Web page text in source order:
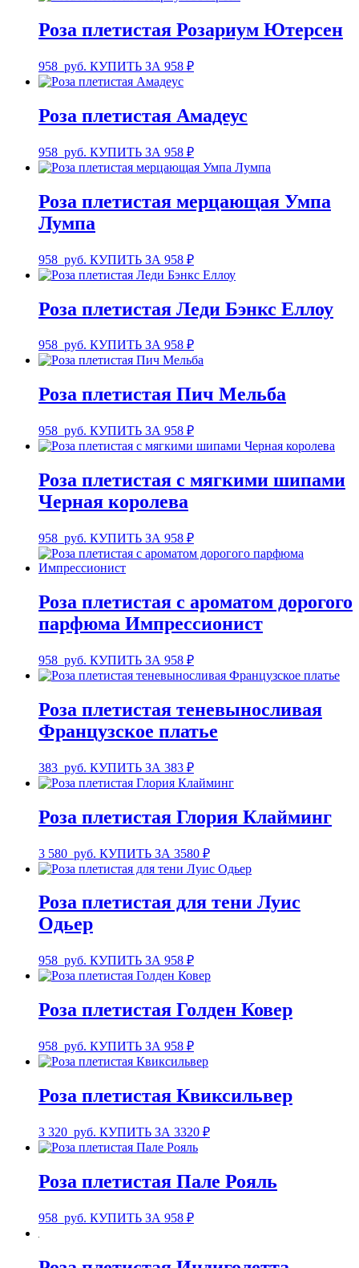
Роза плетистая Розариум Ютерсен
958 руб. КУПИТЬ ЗА 958 ₽
Роза плетистая Амадеус
958 руб. КУПИТЬ ЗА 958 ₽
Роза плетистая мерцающая Умпа
Лумпа
958 руб. КУПИТЬ ЗА 958 ₽
Роза плетистая Леди Бэнкс Еллоу
958 руб. КУПИТЬ ЗА 958 ₽
Роза плетистая Пич Мельба
958 руб. КУПИТЬ ЗА 958 ₽
Роза плетистая с мягкими шипами
Черная королева
958 руб. КУПИТЬ ЗА 958 ₽
Роза плетистая с ароматом дорогого
парфюма Импрессионист
958 руб. КУПИТЬ ЗА 958 ₽
Роза плетистая теневыносливая
Французское платье
383 руб. КУПИТЬ ЗА 383 ₽
Роза плетистая Глория Клайминг
3 580 руб. КУПИТЬ ЗА 3580 ₽
Роза плетистая для тени Луис
Одьер
958 руб. КУПИТЬ ЗА 958 ₽
Роза плетистая Голден Ковер
958 руб. КУПИТЬ ЗА 958 ₽
Роза плетистая Квиксильвер
3 320 руб. КУПИТЬ ЗА 3320 ₽
Роза плетистая Пале Рояль
958 руб. КУПИТЬ ЗА 958 ₽